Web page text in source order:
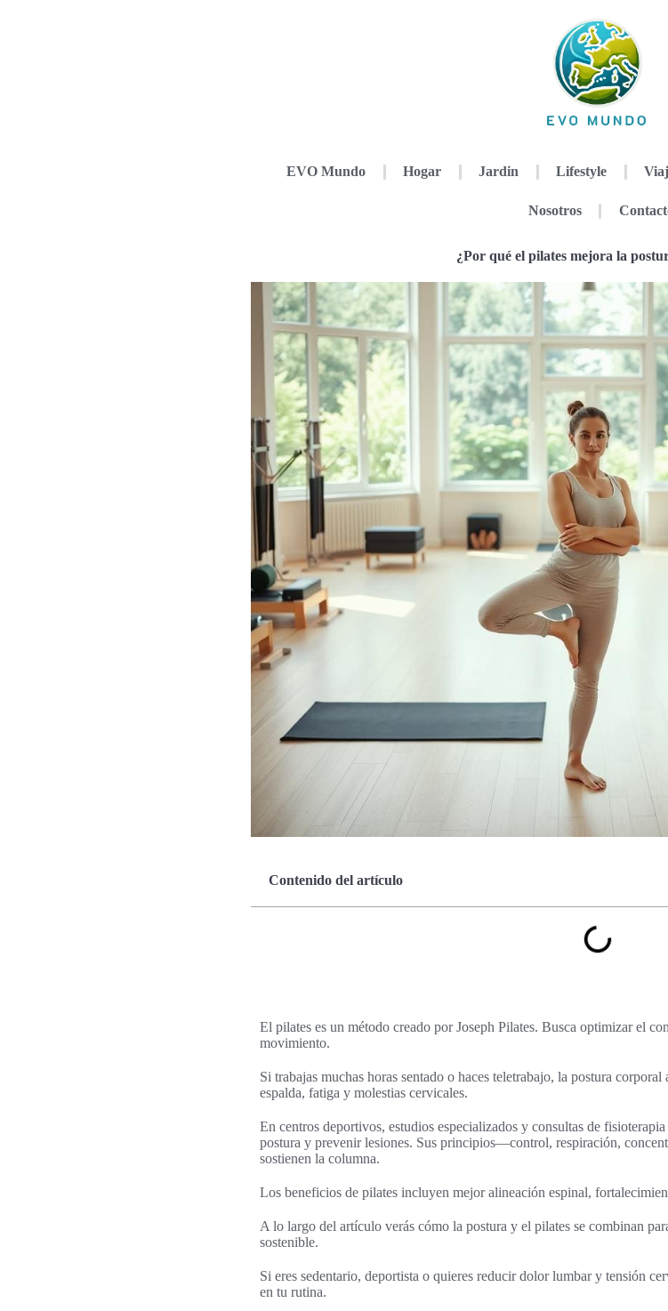
EVO Mundo Hogar Jardin Lifestyle
Nosotros
¿Por qué el pilates mejora la
Contenido del artículo
El pilates es un método creado por Joseph Pilates. Busca optimizar el
movimiento.
Si trabajas muchas horas sentado o haces teletrabajo, la postura
espalda, fatiga y molestias cervicales.
En centros deportivos, estudios especializados y consultas de
postura y prevenir lesiones. Sus principios—control, respiración,
sostienen la columna.
Los beneficios de pilates incluyen mejor alineación espinal,
A lo largo del artículo verás cómo la postura y el pilates se combinan
sostenible.
Si eres sedentario, deportista o quieres reducir dolor lumbar y tensión
en tu rutina.